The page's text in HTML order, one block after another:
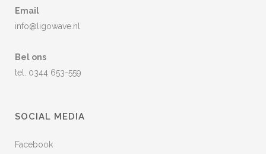
Email
info@ligowave.nl
Bel ons
tel. 0344 653-559
SOCIAL MEDIA
Facebook